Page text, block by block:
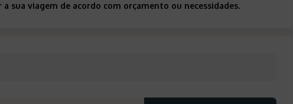
sua viagem de acordo com orçamento ou necessidades.